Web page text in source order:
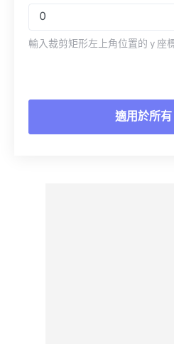
輸入裁剪矩形左上角位置的 y 座
適用於所有